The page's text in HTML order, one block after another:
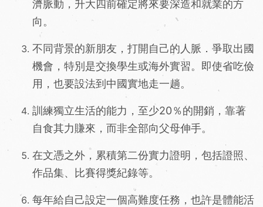
濟脈動，升大四前確定將來要深造和就業的方
向。
不同背景的新朋友，打開自己的人脈．爭取出國
機會，特別是交換學生或海外實習。即使省吃儉
用，也要設法到中國實地走一趟。
訓練獨立生活的能力，至少20％的開銷，靠著
自食其力賺來，而非全部向父母伸手。
在文憑之外，累積第二份實力證明，包括證照、
作品集、比賽得獎紀錄等。
每年給自己設定一個高難度任務，也許是體能活